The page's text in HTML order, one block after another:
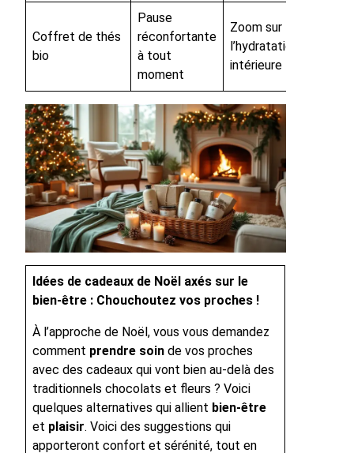
Coffret de thés
bio
Pause
réconfortante
à tout
moment
Zoom sur
l’hydratation
intérieure
Idées de cadeaux de Noël axés sur le
bien-être : Chouchoutez vos proches !
À l’approche de Noël, vous vous demandez
comment prendre soin de vos proches
avec des cadeaux qui vont bien au-delà des
traditionnels chocolats et fleurs ? Voici
quelques alternatives qui allient bien-être
et plaisir. Voici des suggestions qui
apporteront confort et sérénité, tout en